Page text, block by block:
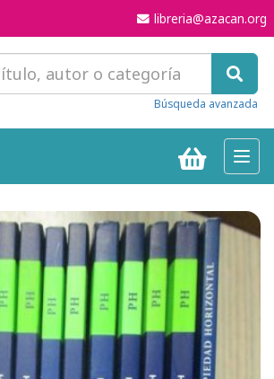
libreria@azacan.org
Búsqueda avanzada